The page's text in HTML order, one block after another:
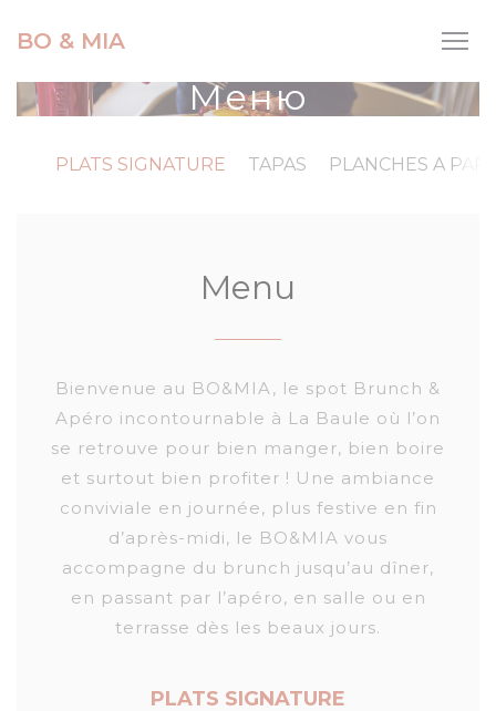
BO & MIA
Меню
PLATS SIGNATURE TAPAS PLANCHES A
Menu
Bienvenue au BO&MIA, le spot Brunch &
Apéro incontournable à La Baule où l’on
se retrouve pour bien manger, bien boire
et surtout bien profiter ! Une ambiance
conviviale en journée, plus festive en fin
d’après-midi, le BO&MIA vous
accompagne du brunch jusqu’au dîner,
en passant par l’apéro, en salle ou en
terrasse dès les beaux jours.
PLATS SIGNATURE